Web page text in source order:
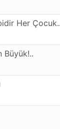
Her
Büyük!..